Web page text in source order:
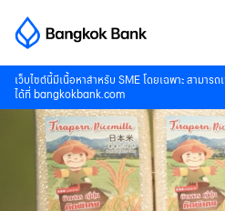
เว็บไซต์นี้มีเนื้อหาสำหรับ SME โดยเฉพาะ สามาร
ได้ที่ bangkokbank.com